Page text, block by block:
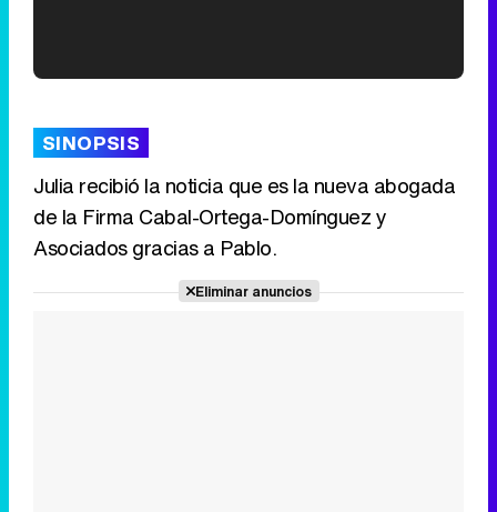
SINOPSIS
Julia recibió la noticia que es la nueva abogada
de la Firma Cabal-Ortega-Domínguez y
Asociados gracias a Pablo.
Eliminar anuncios